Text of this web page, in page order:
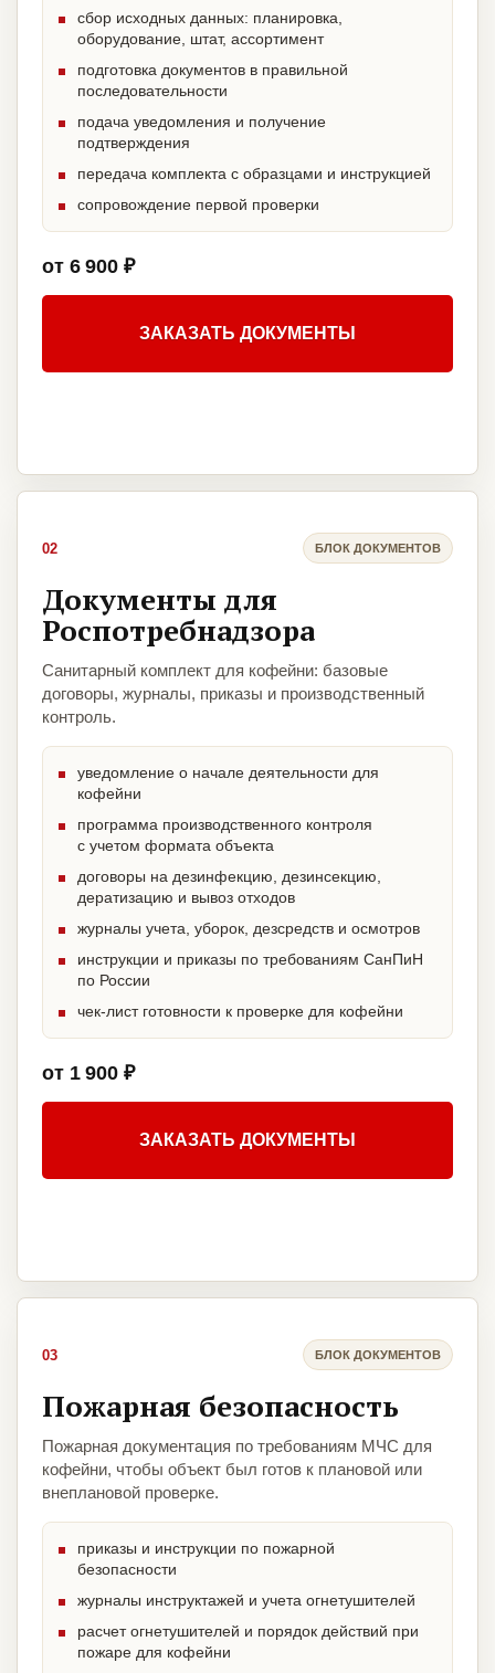
сбор исходных данных: планировка,
оборудование, штат, ассортимент
подготовка документов в правильной
последовательности
подача уведомления и получение
подтверждения
передача комплекта с образцами и инструкцией
сопровождение первой проверки
от 6 900 ₽
ЗАКАЗАТЬ ДОКУМЕНТЫ
02 БЛОК ДОКУМЕНТОВ
Документы для
Роспотребнадзора
Санитарный комплект для кофейни: базовые
договоры, журналы, приказы и производственный
контроль.
уведомление о начале деятельности для
кофейни
программа производственного контроля
с учетом формата объекта
договоры на дезинфекцию, дезинсекцию,
дератизацию и вывоз отходов
журналы учета, уборок, дезсредств и осмотров
инструкции и приказы по требованиям СанПиН
по России
чек-лист готовности к проверке для кофейни
от 1 900 ₽
ЗАКАЗАТЬ ДОКУМЕНТЫ
03 БЛОК ДОКУМЕНТОВ
Пожарная безопасность
Пожарная документация по требованиям МЧС для
кофейни, чтобы объект был готов к плановой или
внеплановой проверке.
приказы и инструкции по пожарной
безопасности
журналы инструктажей и учета огнетушителей
расчет огнетушителей и порядок действий при
пожаре для кофейни